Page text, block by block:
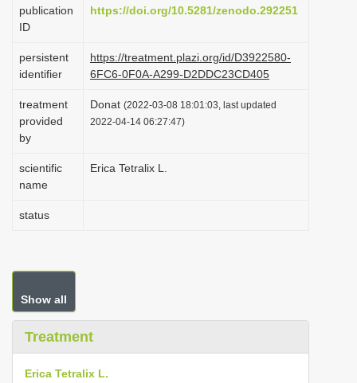
i
a
t
i
o
publication
ID
https://doi.org/10.5281/zenodo.292251
persistent
identifier
https://treatment.plazi.org/id/D3922580-
6FC6-0F0A-A299-D2DDC23CD405
treatment
provided
by
Donat (2022-03-08 18:01:03, last updated
2022-04-14 06:27:47)
scientific
name
Erica Tetralix L.
status
Show all
Treatment
Erica Tetralix L.